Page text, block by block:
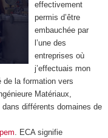
effectivement
permis d’être
embauchée par
l’une des
entreprises où
j’effectuais mon
de la formation vers
Matériaux,
différents domaines de
. ECA signifie